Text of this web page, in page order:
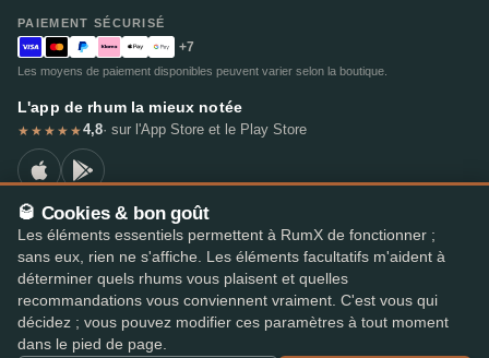
PAIEMENT SÉCURISÉ
+7
Les moyens de paiement disponibles peuvent varier selon la boutique.
L'app de rhum la mieux notée
★★★★★4,8· sur l'App Store et le Play Store
© 2026 RumX
RumX® est une marque de l'Union européenne enregistrée (EUTM n° 018407164).
Mentions légales Politique de confidentialité
Préférences en matière de cookiesConditions générales
🥃 Cookies & bon goût
Les éléments essentiels permettent à RumX de fonctionner ;
sans eux, rien ne s'affiche. Les éléments facultatifs m'aident à
déterminer quels rhums vous plaisent et quelles
recommandations vous conviennent vraiment. C'est vous qui
décidez ; vous pouvez modifier ces paramètres à tout moment
dans le pied de page.